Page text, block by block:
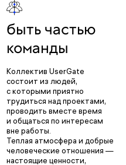
быть частью
команды
Коллектив UserGate
состоит из людей,
с которыми приятно
трудиться над проектами,
проводить вместе время
и общаться по интересам
вне работы.
Теплая атмосфера и добрые
человеческие отношения —
настоящие ценности,